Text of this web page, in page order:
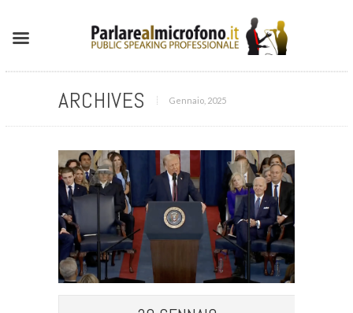
ARCHIVES Gennaio, 2025